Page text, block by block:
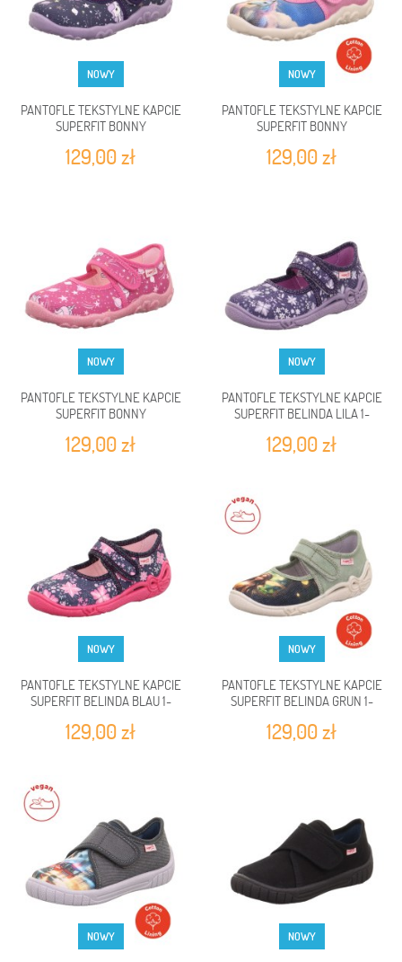
NOWY
PANTOFLE TEKSTYLNE KAPCIE
SUPERFIT BONNY
8570
129,00 zł
NOWY
PANTOFLE TEKSTYLNE KAPCIE
SUPERFIT BONNY
5560
129,00 zł
NOWY
PANTOFLE TEKSTYLNE KAPCIE
SUPERFIT BONNY
5550
129,00 zł
NOWY
PANTOFLE TEKSTYLNE KAPCIE
SUPERFIT BELINDA LILA 1-
129,00 zł
NOWY
PANTOFLE TEKSTYLNE KAPCIE
SUPERFIT BELINDA BLAU 1-
129,00 zł
NOWY
PANTOFLE TEKSTYLNE KAPCIE
SUPERFIT BELINDA GRUN 1-
129,00 zł
NOWY NOWY